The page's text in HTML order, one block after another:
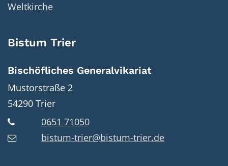
Weltkirche
Bistum Trier
Bischöfliches Generalvikariat
Mustorstraße 2
54290 Trier
0651 71050
bistum-trier@bistum-trier.de